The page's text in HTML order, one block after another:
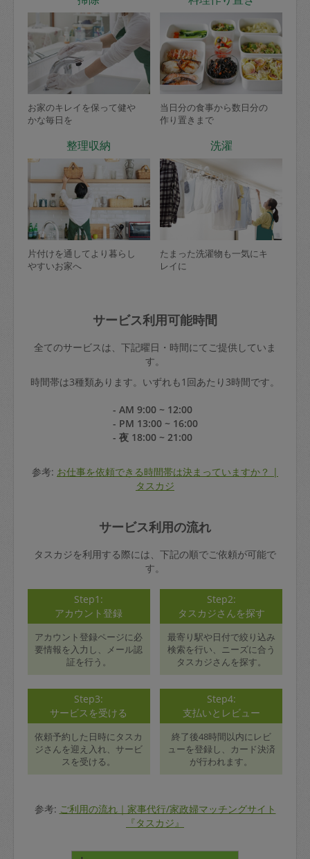
お家のキレイを保って健や
かな毎日を
当日分の食事から数日分の
作り置きまで
整理収納
片付けを通してより暮らし
やすいお家へ
洗濯
たまった洗濯物も一気にキ
レイに
サービス利用可能時間
全てのサービスは、下記曜日・時間にてご提供していま
す。
時間帯は3種類あります。いずれも1回あたり3時間です。
- AM 9:00 ~ 12:00
- PM 13:00 ~ 16:00
- 夜 18:00 ~ 21:00
参考: お仕事を依頼できる時間帯は決まっていますか？ |
タスカジ
サービス利用の流れ
タスカジを利用する際には、下記の順でご依頼が可能で
す。
Step1:
アカウント登録
アカウント登録ページに必
要情報を入力し、メール認
証を行う。
Step2:
タスカジさんを探す
最寄り駅や日付で絞り込み
検索を行い、ニーズに合う
タスカジさんを探す。
Step3:
サービスを受ける
依頼予約した日時にタスカ
ジさんを迎え入れ、サービ
スを受ける。
Step4:
支払いとレビュー
終了後48時間以内にレビ
ューを登録し、カード決済
が行われます。
参考: ご利用の流れ｜家事代行/家政婦マッチングサイト
『タスカジ』